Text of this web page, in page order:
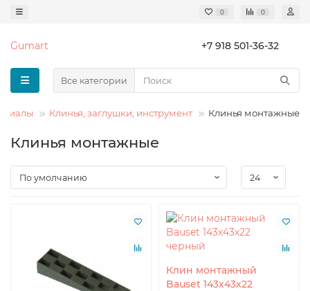
0 0
Gumart +7 918 501-36-32
Все категории
Клинья, заглушки, инструмент Клинья монтажные
Клинья монтажные
Клин монтажный
Bauset 143х43х22